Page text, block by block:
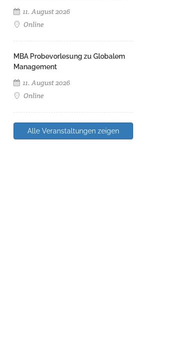
11. August 2026
Online
MBA Probevorlesung zu Globalem
Management
11. August 2026
Online
Alle Veranstaltungen zeigen